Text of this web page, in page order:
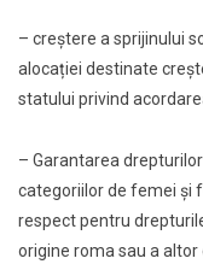
– creştere a sprijinului
alocației destinate
statului privind
– Garantarea
categoriilor de femei şi
respect pentru
origine roma sau a altor